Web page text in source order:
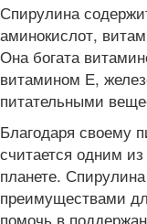
Спирулина
аминокислот,
Она богата
витамином Е,
питательными
Благодаря своему
считается одним
планете.
преимуществами
помочь в